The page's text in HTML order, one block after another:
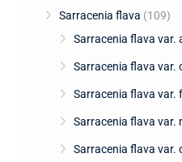
Sarracenia flava (109)
Sarracenia flava var.
Sarracenia flava var.
Sarracenia flava var.
Sarracenia flava var.
Sarracenia flava var.